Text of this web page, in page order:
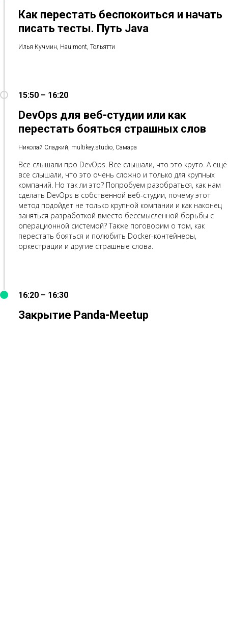
Как перестать беспокоиться и начать
писать тесты. Путь Java
Илья Кучмин, Haulmont, Тольятти
15:50 – 16:20
DevOps для веб-студии или как
перестать бояться страшных слов
Николай Сладкий, multikey.studio, Самара
Все слышали про DevOps. Все слышали, что это круто. А ещё
все слышали, что это очень сложно и только для крупных
компаний. Но так ли это? Попробуем разобраться, как нам
сделать DevOps в собственной веб-студии, почему этот
метод подойдет не только крупной компании и как наконец
заняться разработкой вместо бессмысленной борьбы с
операционной системой? Также поговорим о том, как
перестать бояться и полюбить Docker-контейнеры,
оркестрации и другие страшные слова.
16:20 – 16:30
Закрытие Panda-Meetup